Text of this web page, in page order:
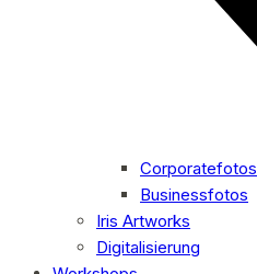
Corporatefotos
Businessfotos
Iris Artworks
Digitalisierung